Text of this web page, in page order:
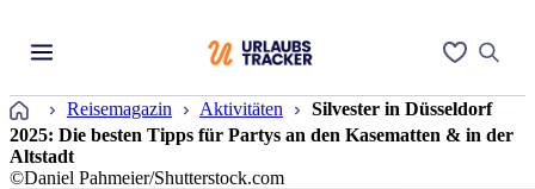
Startseite
Reisemagazin Aktivitäten
Silvester in Düsseldorf
2025: Die besten Tipps für Partys an den Kasematten & in der
Altstadt
©Daniel Pahmeier/Shutterstock.com